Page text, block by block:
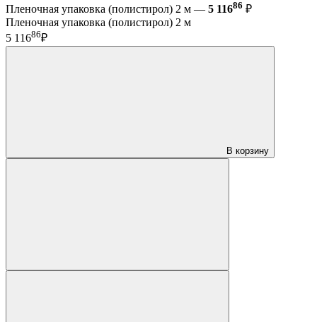
Пленочная упаковка (полистирол) 2 м — 5 11686 ₽
Пленочная упаковка (полистирол) 2 м
5 11686₽
В корзину